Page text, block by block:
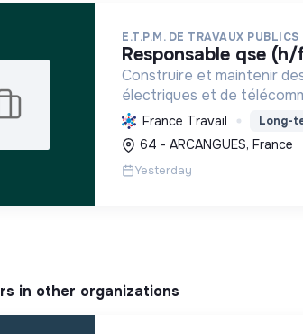
E.T.P.M. DE TRAVAUX
responsable qse
Construire et maintenir
électriques et de
durables, minimisant
environnemental, tout en
compétences de ses
France Travail Long-
64 - ARCANGUES, France
Yesterday
in other organizations